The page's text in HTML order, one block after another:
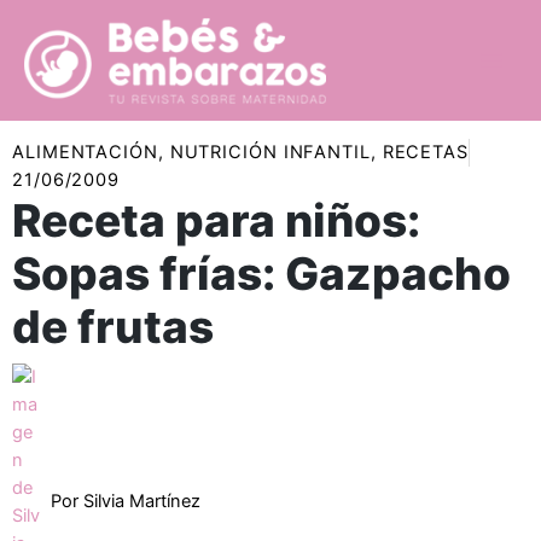
contenido
ALIMENTACIÓN, NUTRICIÓN INFANTIL, RECETAS
21/06/2009
Receta para niños:
Sopas frías: Gazpacho
de frutas
Por Silvia Martínez